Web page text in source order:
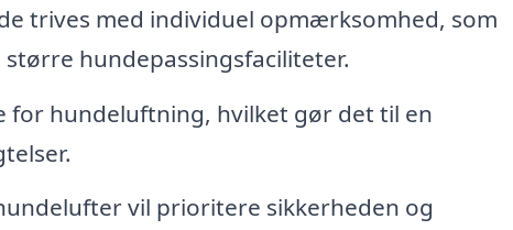
trives med individuel opmærksomhed, som
hundepassingsfaciliteter.
for hundeluftning, hvilket gør det til en
vil prioritere sikkerheden og